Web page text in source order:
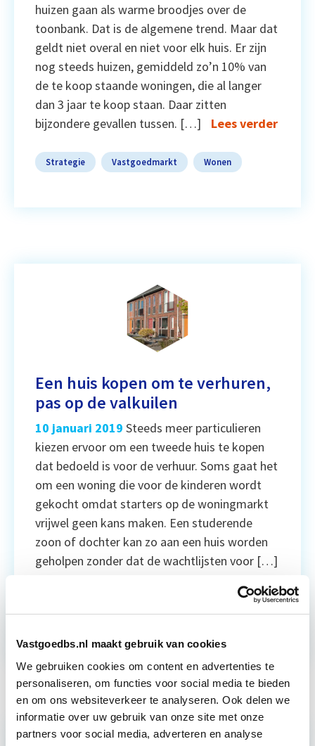
Vastgoedbs.nl maakt gebruik van cookies
We gebruiken cookies om content en advertenties te
personaliseren, om functies voor social media te bieden
en om ons websiteverkeer te analyseren. Ook delen we
informatie over uw gebruik van onze site met onze
partners voor social media, adverteren en analyse
huizen gaan als warme broodjes over de
toonbank. Dat is de algemene trend. Maar dat
geldt niet overal en niet voor elk huis. Er zijn
nog steeds huizen, gemiddeld zo’n 10% van
de te koop staande woningen, die al langer
dan 3 jaar te koop staan. Daar zitten
bijzondere gevallen tussen. […]
Lees verder
Strategie Vastgoedmarkt Wonen
Een huis kopen om te verhuren,
pas op de valkuilen
10 januari 2019 Steeds meer particulieren
kiezen ervoor om een tweede huis te kopen
dat bedoeld is voor de verhuur. Soms gaat het
om een woning die voor de kinderen wordt
gekocht omdat starters op de woningmarkt
vrijwel geen kans maken. Een studerende
zoon of dochter kan zo aan een huis worden
geholpen zonder dat de wachtlijsten voor […]
Juridisch Wonen